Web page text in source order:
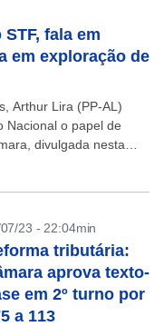
fala em
em exploração de
Arthur Lira (PP-AL)
Nacional o papel de
divulgada nesta
23 - 22:04min
tributária:
aprova texto-
em 2º turno por
a 113